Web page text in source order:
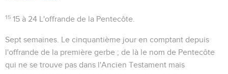
15 15 à 24 L'offrande de la Pentecôte.
Sept semaines . Le cinquantième jour en comptant depuis
l'offrande de la première gerbe ; de là le nom de Pentecôte
qui ne se trouve pas dans l'Ancien Testament mais